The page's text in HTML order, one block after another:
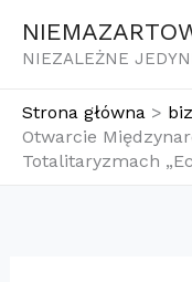
NIEZALEŻNE
Strona główna
Otwarcie
Totalitaryzmach